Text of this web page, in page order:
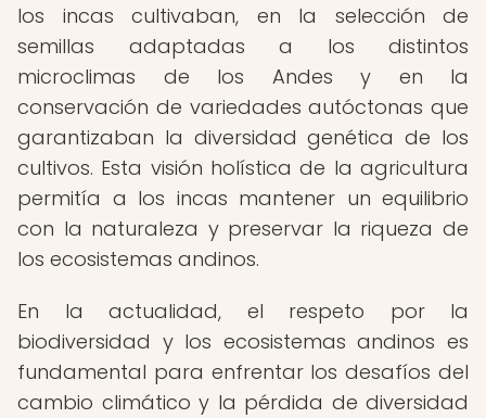
los incas cultivaban, en la selección de
semillas adaptadas a los distintos
microclimas de los Andes y en la
conservación de variedades autóctonas que
garantizaban la diversidad genética de los
cultivos. Esta visión holística de la agricultura
permitía a los incas mantener un equilibrio
con la naturaleza y preservar la riqueza de
los ecosistemas andinos.
En la actualidad, el respeto por la
biodiversidad y los ecosistemas andinos es
fundamental para enfrentar los desafíos del
cambio climático y la pérdida de diversidad